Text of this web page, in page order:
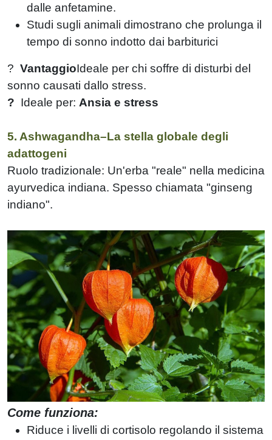
dalle anfetamine.
Studi sugli animali dimostrano che prolunga il
tempo di sonno indotto dai barbiturici
? VantaggioIdeale per chi soffre di disturbi del
sonno causati dallo stress.
? Ideale per: Ansia e stress
5. Ashwagandha–La stella globale degli
adattogeni
Ruolo tradizionale: Un'erba "reale" nella medicina
ayurvedica indiana. Spesso chiamata "ginseng
indiano".
Come funziona:
Riduce i livelli di cortisolo regolando il sistema